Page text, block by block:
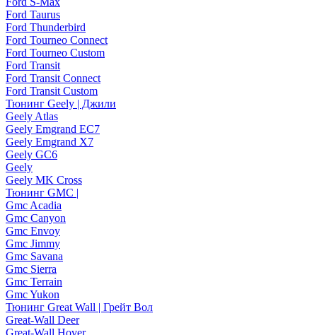
Ford Taurus
Ford Thunderbird
Ford Tourneo Connect
Ford Tourneo Custom
Ford Transit
Ford Transit Connect
Ford Transit Custom
Тюнинг Geely | Джили
Geely Atlas
Geely Emgrand EC7
Geely Emgrand X7
Geely GC6
Geely
Geely MK Cross
Тюнинг GMC |
Gmc Acadia
Gmc Canyon
Gmc Envoy
Gmc Jimmy
Gmc Savana
Gmc Sierra
Gmc Terrain
Gmc Yukon
Тюнинг Great Wall | Грейт Вол
Great-Wall Deer
Great-Wall Hover